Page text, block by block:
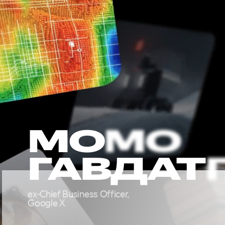
МО
ГАВДАТ
ex-Chief Business Officer,
Google X